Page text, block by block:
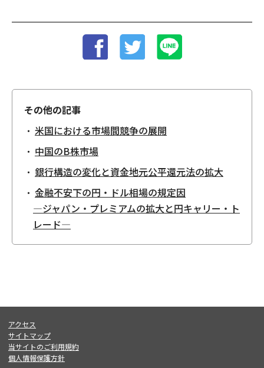
その他の記事
米国における市場間競争の展開
中国のB株市場
銀行構造の変化と資金地元公平還元法の拡大
金融不安下の円・ドル相場の規定因
―ジャパン・プレミアムの拡大と円キャリー・ト
レード―
アクセス
サイトマップ
当サイトのご利用規約
個人情報保護方針